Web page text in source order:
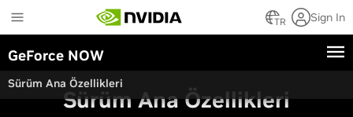
to
main
content
TR Sign In
GeForce NOW
Sürüm Ana Özellikleri
Sürüm Ana Özellikleri